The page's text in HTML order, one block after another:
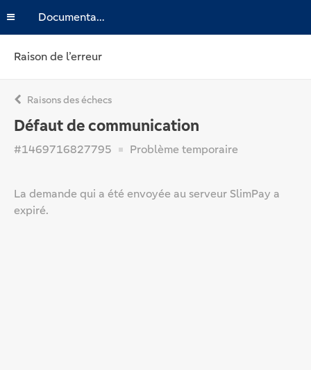
Documentation
Raison de l’erreur
Raisons des échecs
Défaut de communication
#1469716827795 Problème temporaire
La demande qui a été envoyée au serveur SlimPay a
expiré.